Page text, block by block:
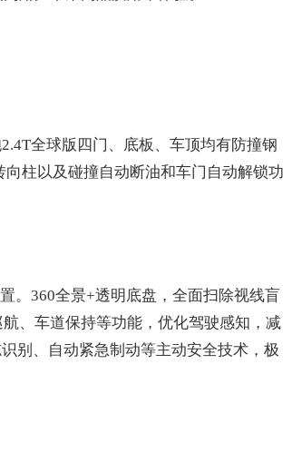
全球版四门、底板、车顶均有防撞钢
柱以及碰撞自动断油和车门自动解锁功
。360全景+透明底盘，全面扫除视线盲
、车道保持等功能，优化驾驶感知，减
别、自动紧急制动等主动安全技术，极